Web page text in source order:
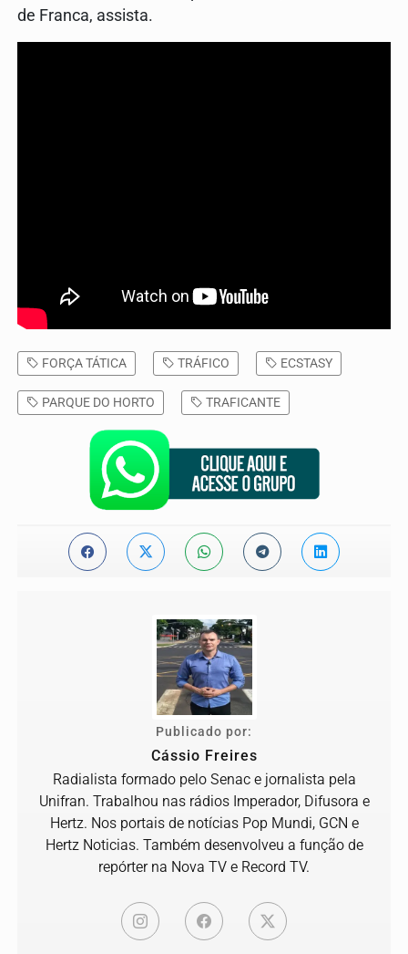
de Franca, assista.
FORÇA TÁTICA TRÁFICO ECSTASY
PARQUE DO HORTO TRAFICANTE
Publicado por:
Cássio Freires
Radialista formado pelo Senac e jornalista pela
Unifran. Trabalhou nas rádios Imperador, Difusora e
Hertz. Nos portais de notícias Pop Mundi, GCN e
Hertz Noticias. Também desenvolveu a função de
repórter na Nova TV e Record TV.